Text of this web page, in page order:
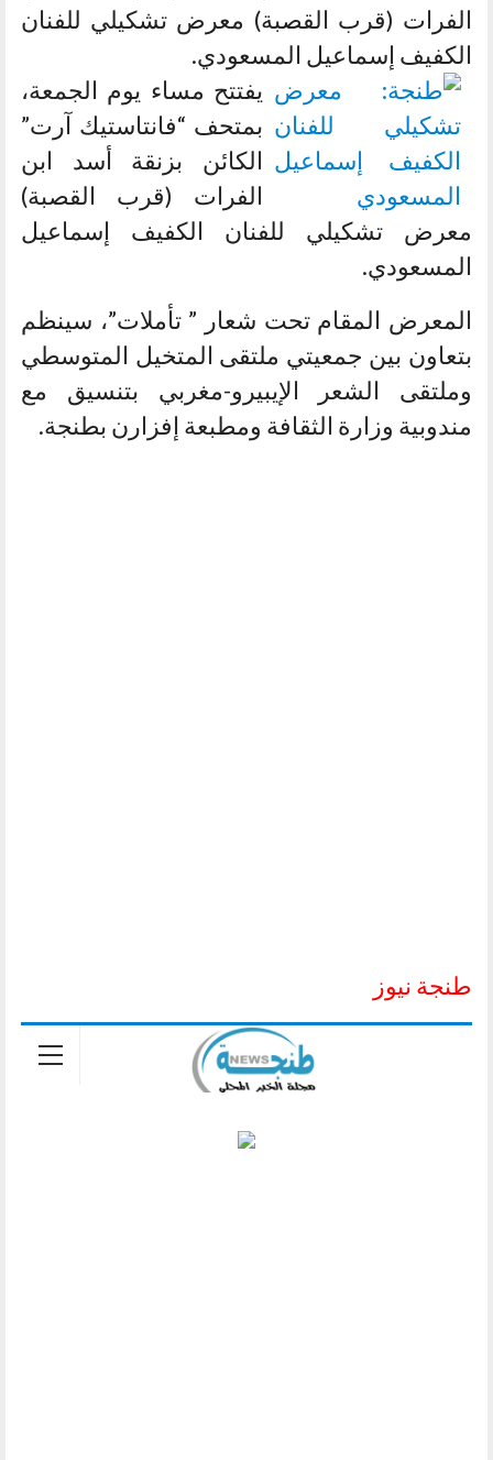
الفرات (قرب القصبة) معرض تشكيلي للفنان
الكفيف إسماعيل المسعودي.
يفتتح مساء يوم الجمعة،
بمتحف “فانتاستيك آرت”
الكائن بزنقة أسد ابن
الفرات (قرب القصبة)
معرض تشكيلي للفنان الكفيف إسماعيل
المسعودي.
المعرض المقام تحت شعار ” تأملات”، سينظم
بتعاون بين جمعيتي ملتقى المتخيل المتوسطي
وملتقى الشعر الإيبيرو-مغربي بتنسيق مع
مندوبية وزارة الثقافة ومطبعة إفزارن بطنجة.
طنجة نيوز